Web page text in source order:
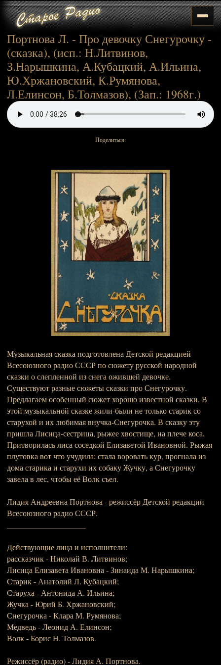
Портнова Л. - Про девочку Снегурочку -
(сказка), (исп.: Н.Литвинов,
З.Нарышкина, А.Кубацкий, А.Ильина,
Ю.Хржановский, К.Румянова,
Л.Елинсон, Б.Толмазов), (Зап.: 1968г.)
Поделиться:
Музыкальная сказка подготовлена Детской редакцией
Всесоюзного радио СССР по сюжету русской народной
сказки о слепленной из снега ожившей девочке.
Существуют разные сюжеты сказки про Снегурочку.
Предлагаем особенный сюжет хорошо известной сказки. В
этой музыкальной сказке жили-были не только старик со
старухой и их любимая внучка-Снегурочка. В сказку эту
пришла Лисица-сестрица, рыжее хвостище, на плече коса.
Притворилась лиса соседкой Елизаветой Ивановной. Рыжая
плутовка вот что учудила: стала воровать кур, прогнала из
дома старика и старухи их собаку Жучку, а Снегурочку
завела в лес, чтобы её Волк съел.
Лидия Андреевна Портнова - режиссёр Детской редакции
Всесоюзного радио СССР.
Действующие лица и исполнители:
рассказчик - Николай В. Литвинов;
Лисица Елизавета Ивановна - Зинаида М. Нарышкина;
Старик - Анатолий Л. Кубацкий;
Старуха - Антонида А. Ильина;
Жучка - Юрий Б. Хржановский;
Снегурочка - Клара М. Румянова;
Медведь - Леонид А. Елинсон;
Волк - Борис Н. Толмазов.
Режиссёр (радио) - Лидия А. Портнова.